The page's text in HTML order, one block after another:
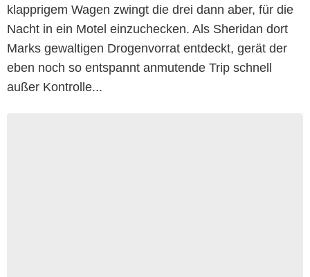
klapprigem Wagen zwingt die drei dann aber, für die
Nacht in ein Motel einzuchecken. Als Sheridan dort
Marks gewaltigen Drogenvorrat entdeckt, gerät der
eben noch so entspannt anmutende Trip schnell
außer Kontrolle...